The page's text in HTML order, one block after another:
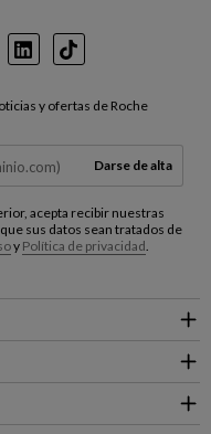
LinkedInTikTok
y ofertas de Roche
Darse de alta
acepta recibir nuestras
sus datos sean tratados de
y Política de privacidad